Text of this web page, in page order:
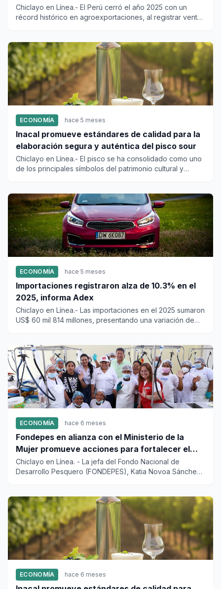
Chiclayo en Línea.- El Perú cerró el año 2025 con un
récord histórico en agroexportaciones, al registrar ventas
ECONOMÍA hace 5 meses
Inacal promueve estándares de calidad para la
elaboración segura y auténtica del pisco sour
Chiclayo en Línea.- El pisco se ha consolidado como uno
de los principales símbolos del patrimonio cultural y
ECONOMÍA hace 5 meses
Importaciones registraron alza de 10.3% en el
2025, informa Adex
Chiclayo en Línea.- Las importaciones en el 2025 sumaron
US$ 60 mil 814 millones, presentando una variación de
ECONOMÍA hace 6 meses
Fondepes en alianza con el Ministerio de la
Mujer promueve acciones para fortalecer el
empoderamiento económico de mujeres
Chiclayo en Línea. - La jefa del Fondo Nacional de
Desarrollo Pesquero (FONDEPES), Katia Novoa Sánchez,
ECONOMÍA hace 6 meses